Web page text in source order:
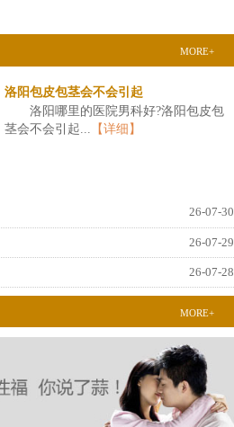
MORE+
洛阳包皮包茎会不会引起
洛阳哪里的医院男科好?洛阳包皮包
茎会不会引起...
【详细】
26-07-30
26-07-29
26-07-28
MORE+